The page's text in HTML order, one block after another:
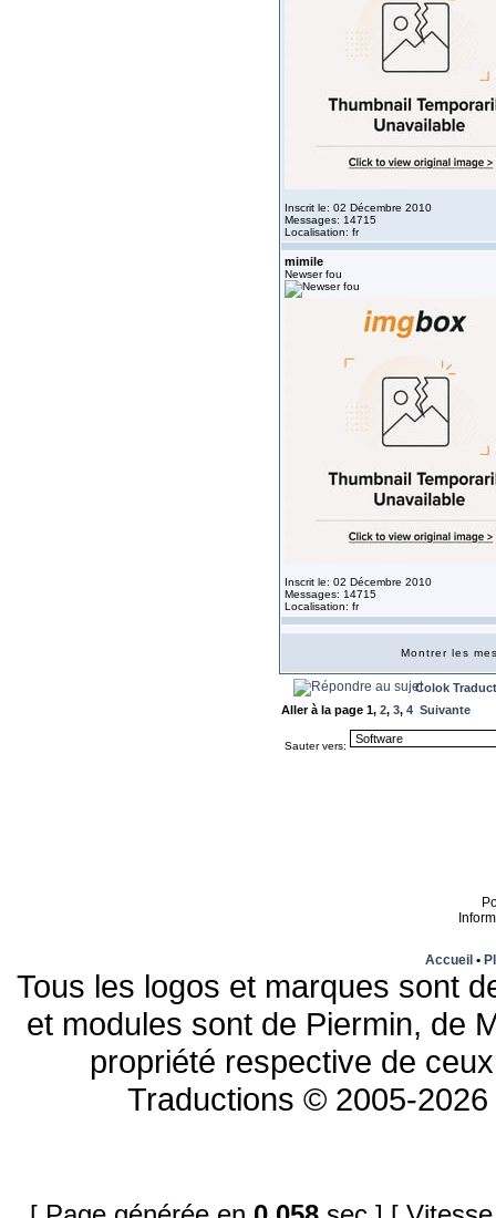
Inscrit le: 02 Décembre 2010
Messages: 14715
Localisation: fr
mimile
Newser fou
Inscrit le: 02 Décembre 2010
Messages: 14715
Localisation: fr
Montrer les
Colok
Aller à la page 1, 2, 3, 4 Suivante
Sauter vers:
Accueil •
Tous les logos et marques sont
et modules sont de Piermin, de
propriété respective de
Traductions © 2005-